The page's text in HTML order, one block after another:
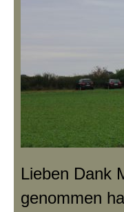
Lieben Dank
genommen